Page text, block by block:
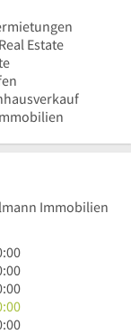
Estate
Immobilien